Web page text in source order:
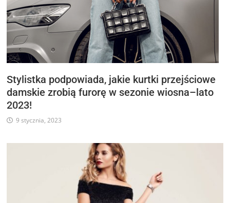
Stylistka podpowiada, jakie kurtki przejściowe
damskie zrobią furorę w sezonie wiosna–lato
2023!
9 stycznia, 2023